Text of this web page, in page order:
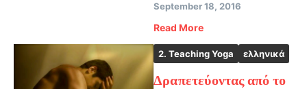
September 18, 2016
Read More
2. Teaching Yoga ελληνικά
Δραπετεύοντας από το